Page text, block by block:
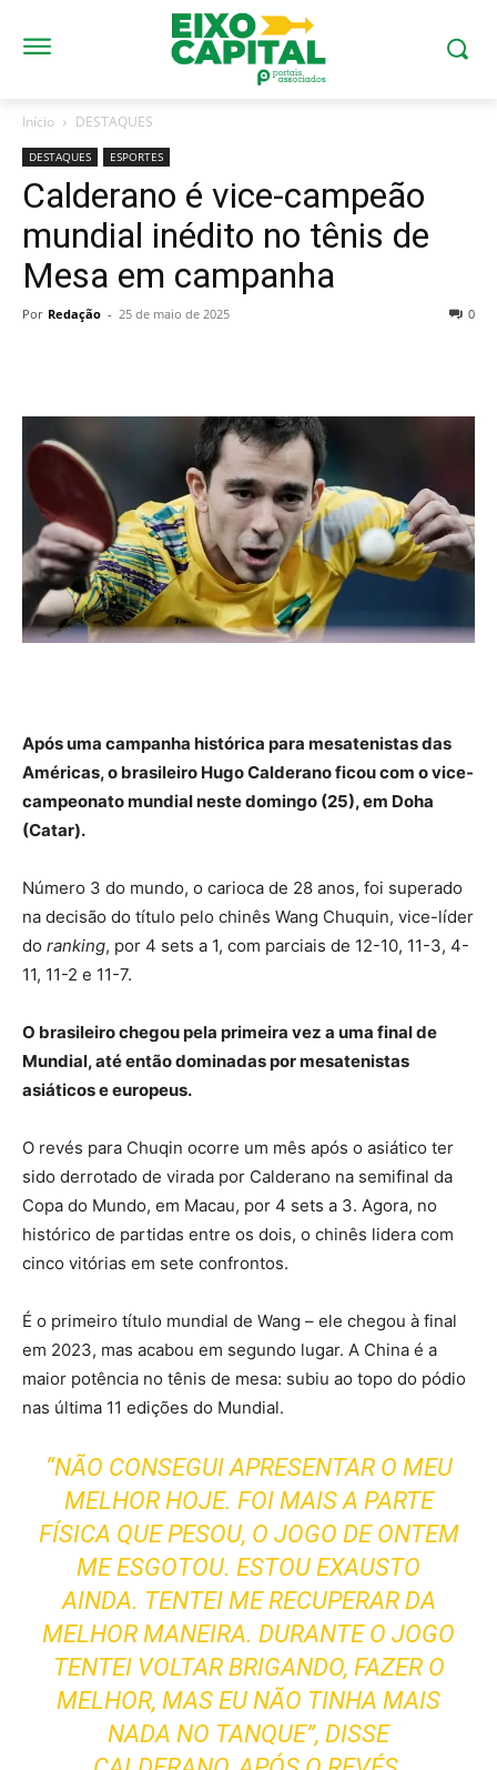
Início DESTAQUES
DESTAQUES ESPORTES
Calderano é vice-campeão
mundial inédito no tênis de
Mesa em campanha
Por Redação - 25 de maio de 2025 0
Após uma campanha histórica para mesatenistas das
Américas, o brasileiro Hugo Calderano ficou com o vice-
campeonato mundial neste domingo (25), em Doha
(Catar).
Número 3 do mundo, o carioca de 28 anos, foi superado
na decisão do título pelo chinês Wang Chuquin, vice-líder
do ranking, por 4 sets a 1, com parciais de 12-10, 11-3, 4-
11, 11-2 e 11-7.
O brasileiro chegou pela primeira vez a uma final de
Mundial, até então dominadas por mesatenistas
asiáticos e europeus.
O revés para Chuqin ocorre um mês após o asiático ter
sido derrotado de virada por Calderano na semifinal da
Copa do Mundo, em Macau, por 4 sets a 3. Agora, no
histórico de partidas entre os dois, o chinês lidera com
cinco vitórias em sete confrontos.
É o primeiro título mundial de Wang – ele chegou à final
em 2023, mas acabou em segundo lugar. A China é a
maior potência no tênis de mesa: subiu ao topo do pódio
nas última 11 edições do Mundial.
“NÃO CONSEGUI APRESENTAR O MEU
MELHOR HOJE. FOI MAIS A PARTE
FÍSICA QUE PESOU, O JOGO DE ONTEM
ME ESGOTOU. ESTOU EXAUSTO
AINDA. TENTEI ME RECUPERAR DA
MELHOR MANEIRA. DURANTE O JOGO
TENTEI VOLTAR BRIGANDO, FAZER O
MELHOR, MAS EU NÃO TINHA MAIS
NADA NO TANQUE”, DISSE